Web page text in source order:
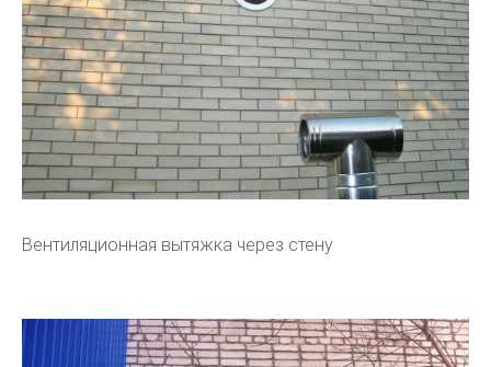
Вентиляционная вытяжка через стену